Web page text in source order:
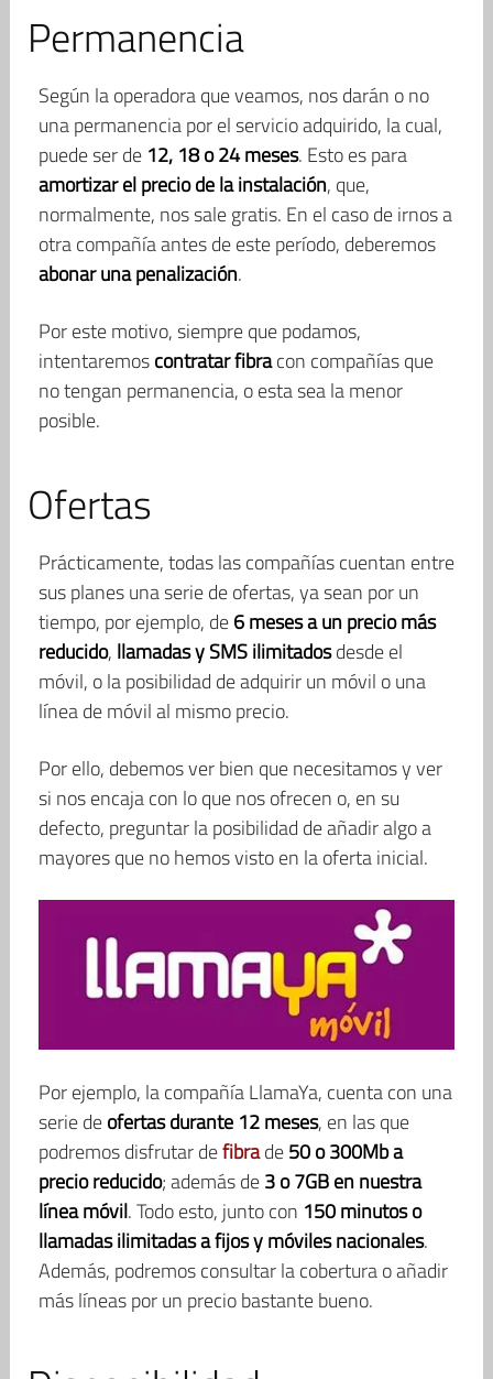
Permanencia
Según la operadora que veamos, nos darán o no
una permanencia por el servicio adquirido, la cual,
puede ser de 12, 18 o 24 meses. Esto es para
amortizar el precio de la instalación, que,
normalmente, nos sale gratis. En el caso de irnos a
otra compañía antes de este período, deberemos
abonar una penalización.
Por este motivo, siempre que podamos,
intentaremoscontratar fibracon compañías que
no tengan permanencia, o esta sea la menor
posible.
Ofertas
Prácticamente, todas las compañías cuentan entre
sus planes una serie de ofertas, ya sean por un
tiempo, por ejemplo, de6 meses a un precio más
reducido, llamadas y SMS ilimitadosdesde el
móvil, o la posibilidad de adquirir un móvil o una
línea de móvil al mismo precio.
Por ello, debemos ver bien que necesitamos y ver
si nos encaja con lo que nos ofrecen o, en su
defecto, preguntar la posibilidad de añadir algo a
mayores que no hemos visto en la oferta inicial.
Por ejemplo, la compañía LlamaYa, cuenta con una
serie deofertas durante 12 meses, en las que
podremos disfrutar defibrade50 o 300Mb a
precio reducido; además de3 o 7GB en nuestra
línea móvil. Todo esto, junto con 150 minutos o
llamadas ilimitadas a fijos y móviles nacionales.
Además, podremos consultar la cobertura o añadir
más líneas por un precio bastante bueno.